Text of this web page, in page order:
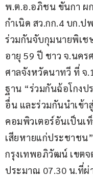
พ.ต.อ.อภิชน ขันกา ผ
กำเนิด สว.กก.4 บก.ป
ร่วมกันจับกุมนายพิเช
อายุ 59 ปี ชาว จ.นค
ศาลจังหวัดนาทวี ที่ จ
ฐาน “ร่วมกันฉ้อโกง
อื่น และร่วมกันนำเข้
คอมพิวเตอร์อันเป็นเ
เสียหายแก่ประชาชน
กรุงเทพอภิวัฒน์ เขตจ
ประมาณ 07.30 น.ที่ผ่